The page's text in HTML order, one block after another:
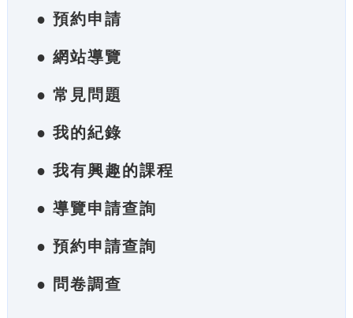
● 預約申請
● 網站導覽
● 常見問題
● 我的紀錄
● 我有興趣的課程
● 導覽申請查詢
● 預約申請查詢
● 問卷調查